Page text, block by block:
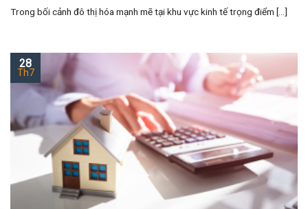
Trong bối cảnh đô thị hóa mạnh mẽ tại khu vực kinh tế trọng điểm [...]
28
Th7